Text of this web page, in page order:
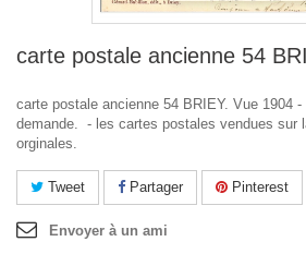
carte postale ancienne 54
carte postale ancienne 54 BRIEY. Vue 1904
demande. - les cartes postales vendues sur
orginales.
Tweet Partager Pinterest
Envoyer à un ami